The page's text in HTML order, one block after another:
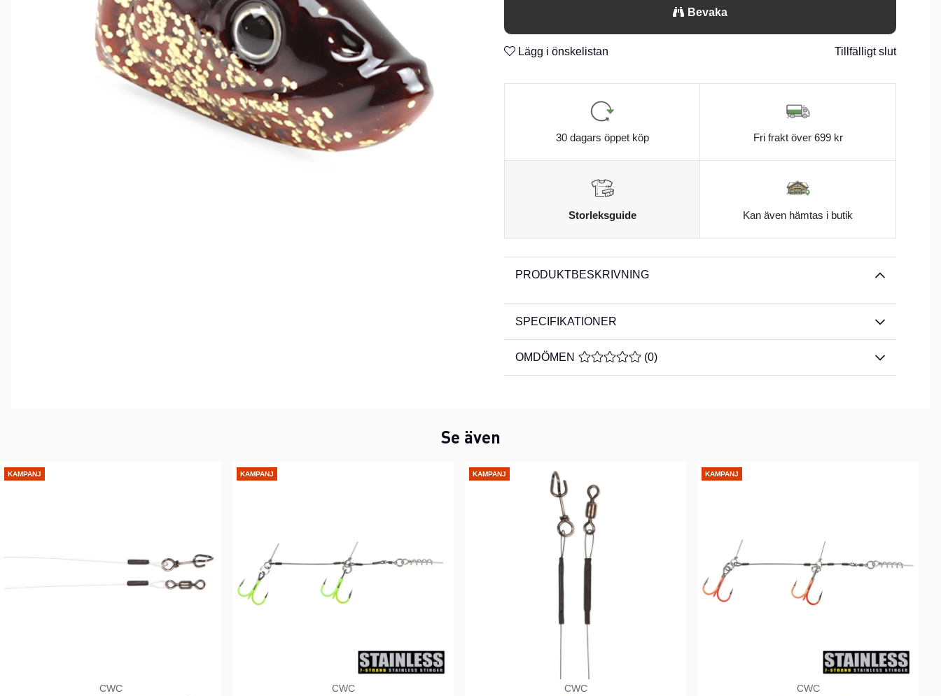
Center Pin Screw
n
Klarlackad
Bevaka
Lägg i önskelistan Tillfälligt slut
30 dagars öppet köp Fri frakt över 699 kr
Storleksguide Kan även hämtas i butik
PRODUKTBESKRIVNING
SPECIFIKATIONER
OMDÖMEN MEDELBETYG 0 AV 5 ANTAL BETYG 0
(0)
Se även
KAMPANJ
CWC
KAMPANJ
CWC
KAMPANJ
CWC
KAMPANJ
CWC